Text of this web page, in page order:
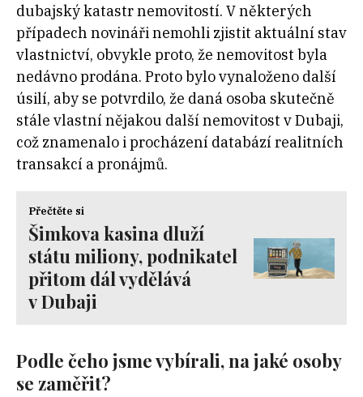
dubajský katastr nemovitostí. V některých
případech novináři nemohli zjistit aktuální stav
vlastnictví, obvykle proto, že nemovitost byla
nedávno prodána. Proto bylo vynaloženo další
úsilí, aby se potvrdilo, že daná osoba skutečně
stále vlastní nějakou další nemovitost v Dubaji,
což znamenalo i procházení databází realitních
transakcí a pronájmů.
Přečtěte si
Šimkova kasina dluží
státu miliony, podnikatel
přitom dál vydělává
v Dubaji
Podle čeho jsme vybírali, na jaké osoby
se zaměřit?